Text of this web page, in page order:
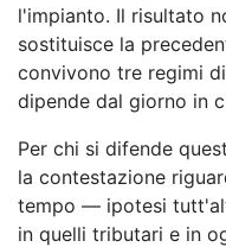
l'impianto. Il risultato
sostituisce la
convivono tre regimi
dipende dal giorno in
Per chi si difende
la contestazione
tempo — ipotesi
in quelli tributari e in